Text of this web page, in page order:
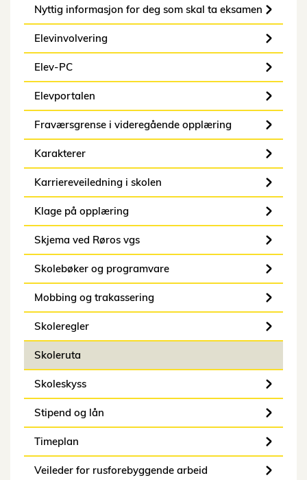
Nyttig informasjon for deg som skal ta eksamen
Elevinvolvering
Elev-PC
Elevportalen
Fraværsgrense i videregående opplæring
Karakterer
Karriereveiledning i skolen
Klage på opplæring
Skjema ved Røros vgs
Skolebøker og programvare
Mobbing og trakassering
Skoleregler
Skoleruta
Skoleskyss
Stipend og lån
Timeplan
Veileder for rusforebyggende arbeid